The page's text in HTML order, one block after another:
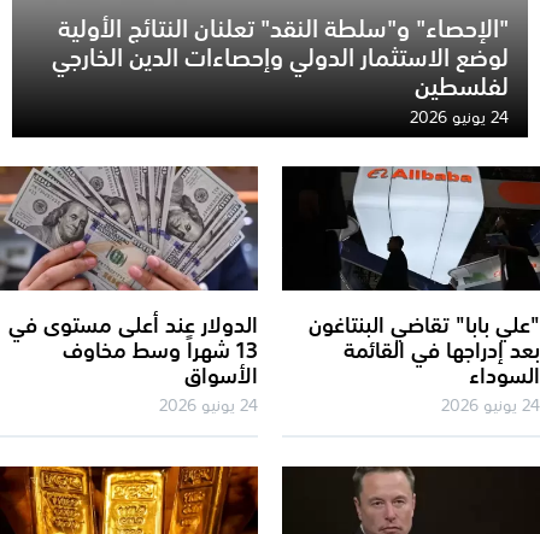
"الإحصاء" و"سلطة النقد" تعلنان النتائج الأولية
لوضع الاستثمار الدولي وإحصاءات الدين الخارجي
لفلسطين
24 يونيو 2026
بابا" تقاضي البنتاغون
إدراجها في القائمة
الدولار عند أعلى مستوى في
13 شهراً وسط مخاوف
الأسواق
24 يونيو 2026